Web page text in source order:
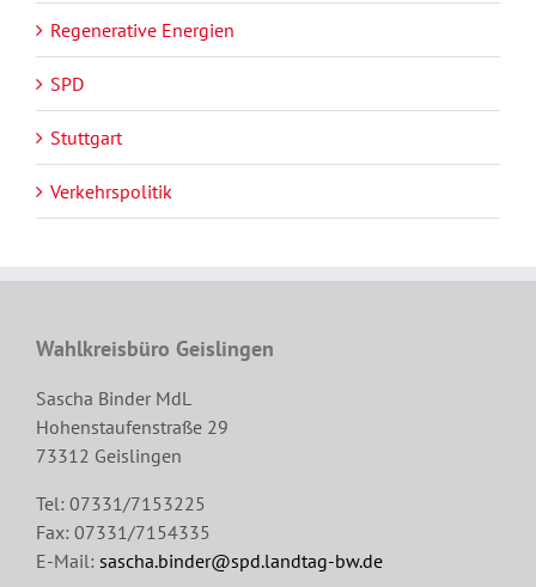
Regenerative Energien
SPD
Stuttgart
Verkehrspolitik
Wahlkreisbüro Geislingen
Sascha Binder MdL
Hohenstaufenstraße 29
73312 Geislingen
Tel: 07331/7153225
Fax: 07331/7154335
E-Mail: sascha.binder@spd.landtag-bw.de